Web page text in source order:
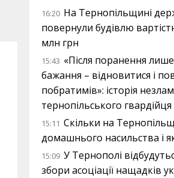
16:20 На Тернопільщині
повернули будівлю
млн грн
15:43 «Після поранення
бажання – відновитися і
побратимів»: історія
тернопільського гвардійця
15:11 Скільки на
домашнього насильства і
15:09 У Тернополі
збори асоціації нащадків